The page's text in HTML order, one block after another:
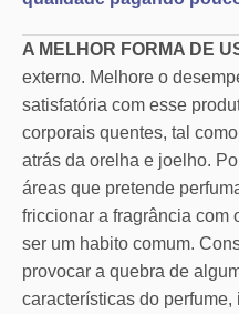
A MELHOR FORMA DE
externo. Melhore o
satisfatória com esse
corporais quentes, tal
atrás da orelha e joelho.
áreas que pretende
friccionar a fragrância com
ser um habito comum.
provocar a quebra de
características do